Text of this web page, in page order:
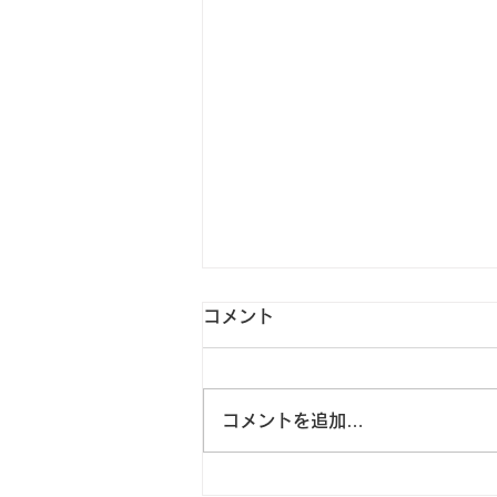
暑い中、塾に来る生徒たちへ
ました。 学年によっては、いよ
いよ夏期講習会のスタートです。
コメント
コメントを追加…